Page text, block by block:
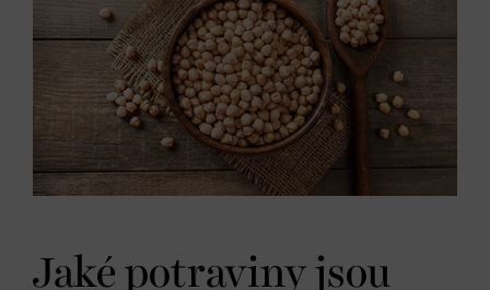
Jaké potraviny jsou